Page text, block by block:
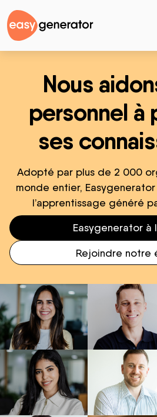
Nous
personnel à
ses
Adopté par plus de 2 000
monde entier,
l’apprentissage généré
Easygenerator à
Rejoindre notre